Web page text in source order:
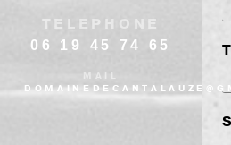
TELEPHONE
06 19 45 74 65
MAIL